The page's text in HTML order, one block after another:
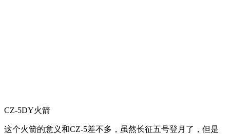
CZ-5DY火箭
这个火箭的意义和CZ-5差不多，虽然长征五号登月了，但是